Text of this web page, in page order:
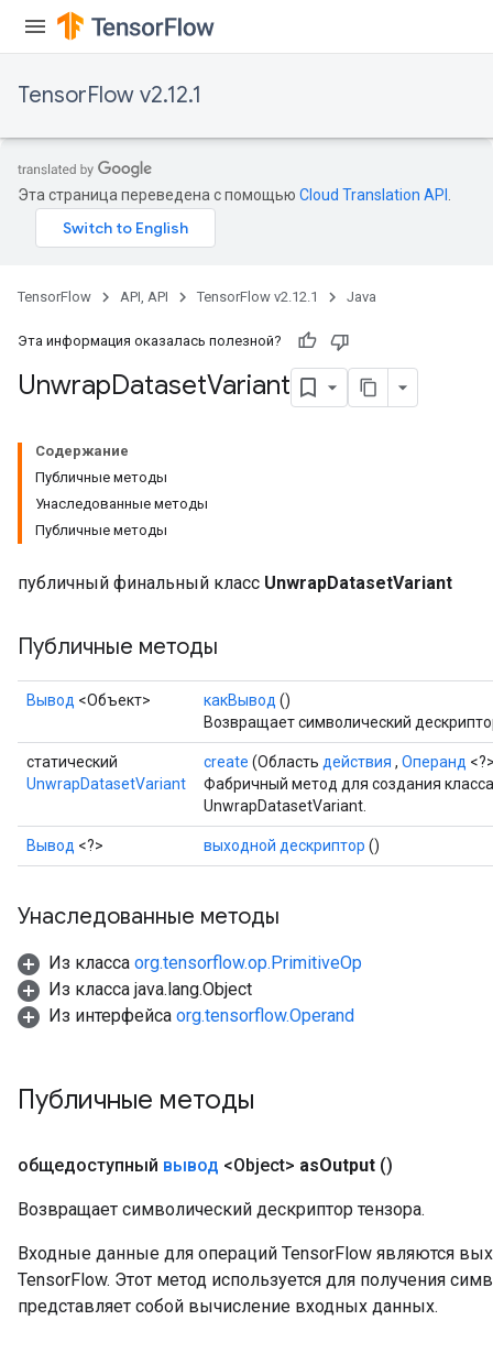
TensorFlow v2.12.1
Эта страница переведена с помощью Cloud Translation API
TensorFlow API, API TensorFlow v2.12.1 Java
Эта информация оказалась полезной?
UnwrapDatasetVariant
Содержание
Публичные методы
Унаследованные методы
Публичные методы
публичный финальный класс UnwrapDatasetVariant
Публичные методы
Вывод <Объект> какВывод ()
Возвращает символический
статический
UnwrapDatasetVariant
create (Область действия , Операнд
Фабричный метод для создания
UnwrapDatasetVariant.
Вывод <?> выходной дескриптор ()
Унаследованные методы
Из класса org.tensorflow.op.PrimitiveOp
Из класса java.lang.Object
Из интерфейса org.tensorflow.Operand
Публичные методы
общедоступный вывод <Object> asOutput ()
Возвращает символический дескриптор тензора.
Входные данные для операций TensorFlow являются
TensorFlow. Этот метод используется для получения
представляет собой вычисление входных данных.